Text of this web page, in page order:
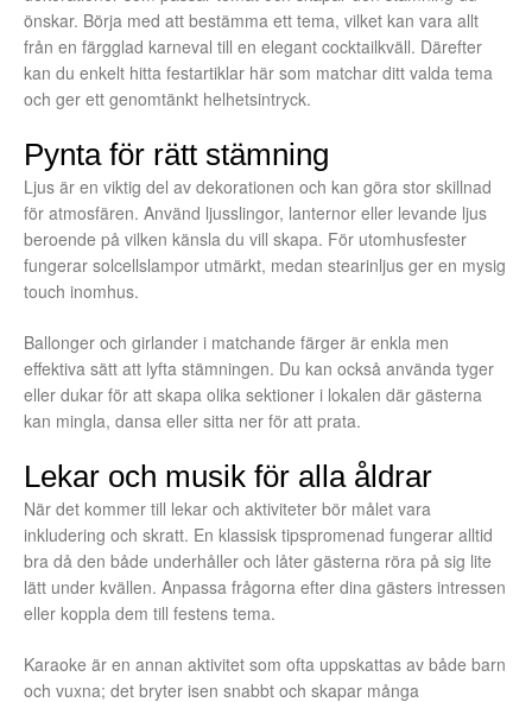
önskar. Börja med att bestämma ett tema, vilket kan vara allt
från en färgglad karneval till en elegant cocktailkväll. Därefter
kan du enkelt hitta festartiklar här som matchar ditt valda tema
och ger ett genomtänkt helhetsintryck.
Pynta för rätt stämning
Ljus är en viktig del av dekorationen och kan göra stor skillnad
för atmosfären. Använd ljusslingor, lanternor eller levande ljus
beroende på vilken känsla du vill skapa. För utomhusfester
fungerar solcellslampor utmärkt, medan stearinljus ger en mysig
touch inomhus.
Ballonger och girlander i matchande färger är enkla men
effektiva sätt att lyfta stämningen. Du kan också använda tyger
eller dukar för att skapa olika sektioner i lokalen där gästerna
kan mingla, dansa eller sitta ner för att prata.
Lekar och musik för alla åldrar
När det kommer till lekar och aktiviteter bör målet vara
inkludering och skratt. En klassisk tipspromenad fungerar alltid
bra då den både underhåller och låter gästerna röra på sig lite
lätt under kvällen. Anpassa frågorna efter dina gästers intressen
eller koppla dem till festens tema.
Karaoke är en annan aktivitet som ofta uppskattas av både barn
och vuxna; det bryter isen snabbt och skapar många